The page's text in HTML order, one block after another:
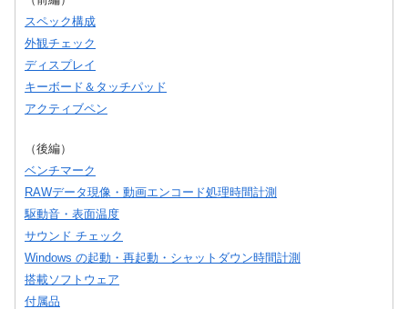
スペック構成
外観チェック
ディスプレイ
キーボード＆タッチパッド
アクティブペン
（後編）
ベンチマーク
RAWデータ現像・動画エンコード処理時間計測
駆動音・表面温度
サウンド チェック
Windows の起動・再起動・シャットダウン時間計測
搭載ソフトウェア
付属品